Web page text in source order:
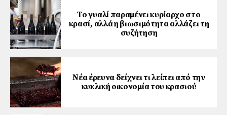
Το γυαλί παραμένει κυρίαρχο στο
κρασί, αλλά η βιωσιμότητα αλλάζει τη
συζήτηση
Νέα έρευνα δείχνει τι λείπει από την
κυκλική οικονομία του κρασιού